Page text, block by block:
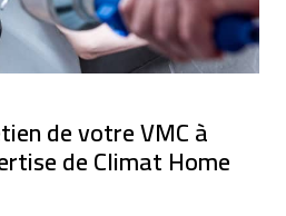
de votre VMC à
de Climat Home